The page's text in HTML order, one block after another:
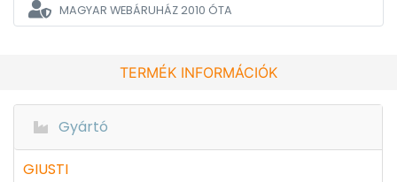
MAGYAR WEBÁRUHÁZ2010 ÓTA
TERMÉK INFORMÁCIÓK
Gyártó
GIUSTI